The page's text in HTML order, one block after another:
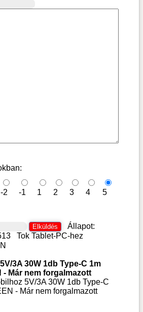
-2 -1 1 2 3 4 5
Állapot:
Tok Tablet-PC-hez
3A 30W 1db Type-C 1m
- Már nem forgalmazott
5V/3A 30W 1db Type-C
- Már nem forgalmazott